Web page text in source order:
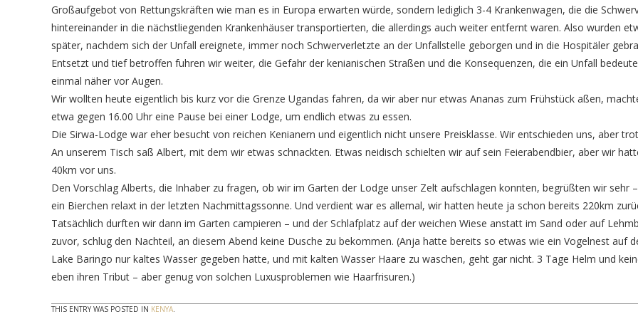
Großaufgebot von Rettungskräften wie man es in Europa erwarten würde, sondern lediglich 3-4 Krankenwagen, die die
hintereinander in die nächstliegenden Krankenhäuser transportierten, die allerdings auch weiter entfernt waren. Also wurden
später, nachdem sich der Unfall ereignete, immer noch Schwerverletzte an der Unfallstelle geborgen und in die Hospitäler
Entsetzt und tief betroffen fuhren wir weiter, die Gefahr der kenianischen Straßen und die Konsequenzen, die ein Unfall
einmal näher vor Augen.
Wir wollten heute eigentlich bis kurz vor die Grenze Ugandas fahren, da wir aber nur etwas Ananas zum Frühstück aßen,
etwa gegen 16.00 Uhr eine Pause bei einer Lodge, um endlich etwas zu essen.
Die Sirwa-Lodge war eher besucht von reichen Kenianern und eigentlich nicht unsere Preisklasse. Wir entschieden uns, aber
An unserem Tisch saß Albert, mit dem wir etwas schnackten. Etwas neidisch schielten wir auf sein Feierabendbier, aber wir
40km vor uns.
Den Vorschlag Alberts, die Inhaber zu fragen, ob wir im Garten der Lodge unser Zelt aufschlagen konnten, begrüßten wir sehr
ein Bierchen relaxt in der letzten Nachmittagssonne. Und verdient war es allemal, wir hatten heute ja schon bereits 220km
Tatsächlich durften wir dann im Garten campieren – und der Schlafplatz auf der weichen Wiese anstatt im Sand oder auf
zuvor, schlug den Nachteil, an diesem Abend keine Dusche zu bekommen. (Anja hatte bereits so etwas wie ein Vogelnest auf
Lake Baringo nur kaltes Wasser gegeben hatte, und mit kalten Wasser Haare zu waschen, geht gar nicht. 3 Tage Helm und
eben ihren Tribut – aber genug von solchen Luxusproblemen wie Haarfrisuren.)
THIS ENTRY WAS POSTED IN KENYA.